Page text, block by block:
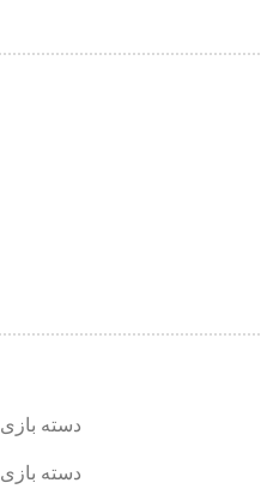
دسته بازی
دسته بازی